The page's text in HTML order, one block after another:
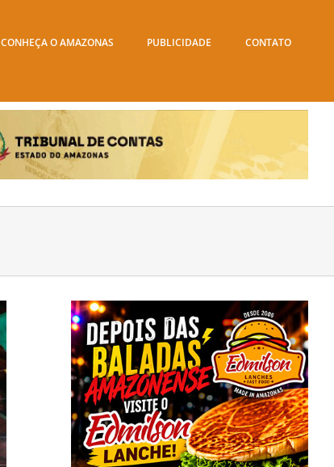
CONHEÇA O AMAZONAS PUBLICIDADE CONTATO